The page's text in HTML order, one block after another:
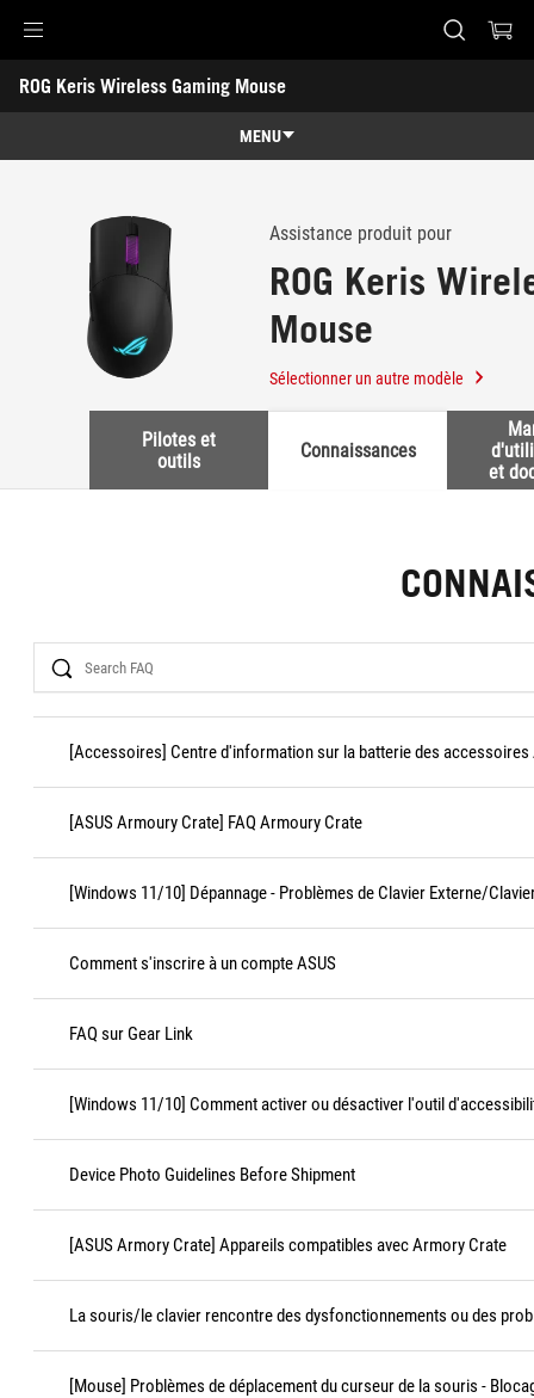
Accessibility links
Skip to content
Accessibility Help
Skip to Menu
ASUS Footer
ROG Keris Wireless Gaming Mouse
-
MENU
Caractéristiques
Caractéristiques techniques
Récompenses
Assistance produit pour
ROG Keris
Mouse
Sélectionner un autre modèle
Pilotes et
outils
Connaissances
et
Search
[Accessoires] Centre d'information sur la batterie des accessoires
[ASUS Armoury Crate] FAQ Armoury Crate
[Windows 11/10] Dépannage - Problèmes de Clavier Externe/
Comment s'inscrire à un compte ASUS
FAQ sur Gear Link
[Windows 11/10] Comment activer ou désactiver l'outil
Device Photo Guidelines Before Shipment
[ASUS Armory Crate] Appareils compatibles avec Armory Crate
La souris/le clavier rencontre des dysfonctionnements ou des
[Mouse] Problèmes de déplacement du curseur de la souris -